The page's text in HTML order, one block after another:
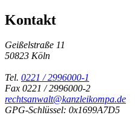
Kontakt
Geißelstraße 11
50823 Köln
Tel. 0221 / 2996000-1
Fax 0221 / 2996000-2
rechtsanwalt@kanzleikompa.de
GPG-Schlüssel: 0x1699A7D5